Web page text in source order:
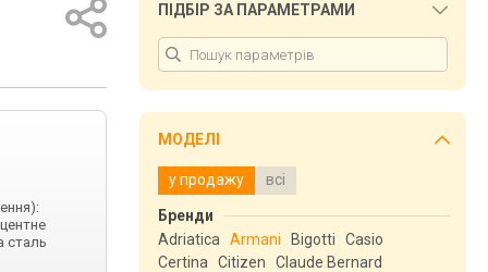
сталь
ПІДБІР ЗА ПАРАМЕТРАМИ
МОДЕЛІ
у продажу всі
Бренди
Adriatica
Armani Bigotti
Casio
Certina
Citizen
Claude Bernard